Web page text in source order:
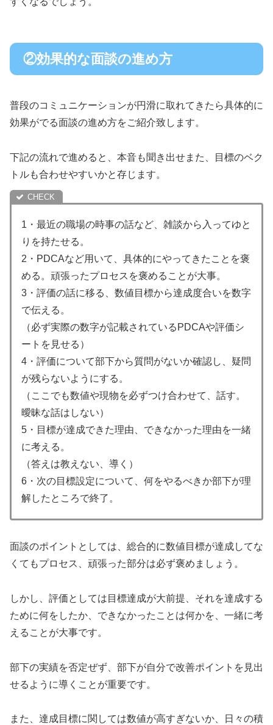
②効果的な面談の進め方
普段のコミュニケーションが円滑に取れてきたら具体的に
効果がでる面談の進め方をご紹介致します。
下記の流れで進めると、本音も聞き出せまた、目標のベク
トルも合わせやすいかと存じます。
1・最近の職場の時事の話など、雑談から入ってゆと
りを持たせる。
2・PDCAなど用いて、具体的にやってきたことを褒
める。頑張ったプロセスを褒めることが大事。
3・評価の話に移る、数値目標から達成度合いを数字
で伝える。
（必ず実際の数字が記載されているPDCAや評価シ
ートを見せる）
4・評価について部下から質問がないか確認し、疑問
が残らないようにする。
（ここでも数値や現物を必ずつけ合わせて、話す。
曖昧な話はしない）
5・目標が達成できた理由、できなかった理由を一緒
に考える。
（答えは教えない、導く）
6・次の目標設定について、何をやるべきか部下が理
解したところで終了。
面談のポイントとしては、総合的に数値目標が達成してな
くてもプロセス、頑張った部分は必ず褒めましょう。
しかし、評価としては目標達成が大前提、それを達成する
ために何をしたか、できなかったことは何かを、一緒に考
えることが大事です。
部下の実績を否定ぜず、部下が自分で改善ポイントを見出
せるように導くことが重要です。
また、達成目標に関しては数値が高すぎないか、日々の積